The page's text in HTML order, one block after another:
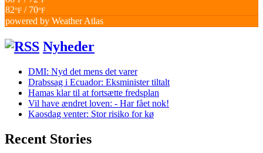
82°F / 70°F
powered by Weather Atlas
Nyheder
DMI: Nyd det mens det varer
Drabssag i Ecuador: Eksminister tiltalt
Hamas klar til at fortsætte fredsplan
Vil have ændret loven: - Har fået nok!
Kaosdag venter: Stor risiko for kø
Recent Stories